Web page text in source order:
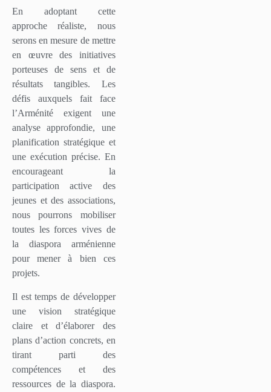
En adoptant cette
approche réaliste, nous
serons en mesure de mettre
en œuvre des initiatives
porteuses de sens et de
résultats tangibles. Les
défis auxquels fait face
l’Arménité exigent une
analyse approfondie, une
planification stratégique et
une exécution précise. En
encourageant la
participation active des
jeunes et des associations,
nous pourrons mobiliser
toutes les forces vives de
la diaspora arménienne
pour mener à bien ces
projets.
Il est temps de développer
une vision stratégique
claire et d’élaborer des
plans d’action concrets, en
tirant parti des
compétences et des
ressources de la diaspora.